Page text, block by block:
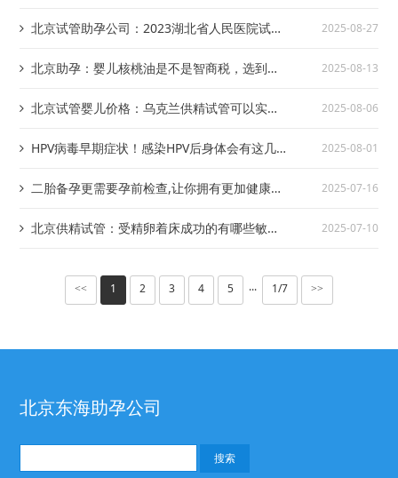
北京试管助孕公司：2023湖北省人民医院试管
2025-08-27
北京助孕：婴儿核桃油是不是智商税，选到好
2025-08-13
北京试管婴儿价格：乌克兰供精试管可以实
2025-08-06
HPV病毒早期症状！感染HPV后身体会有这几
2025-08-01
二胎备孕更需要孕前检查,让你拥有更加健康的
2025-07-16
北京供精试管：受精卵着床成功的有哪些敏感
2025-07-10
<< 1 2 3 4 5 ··· 1/7 >>
北京东海助孕公司